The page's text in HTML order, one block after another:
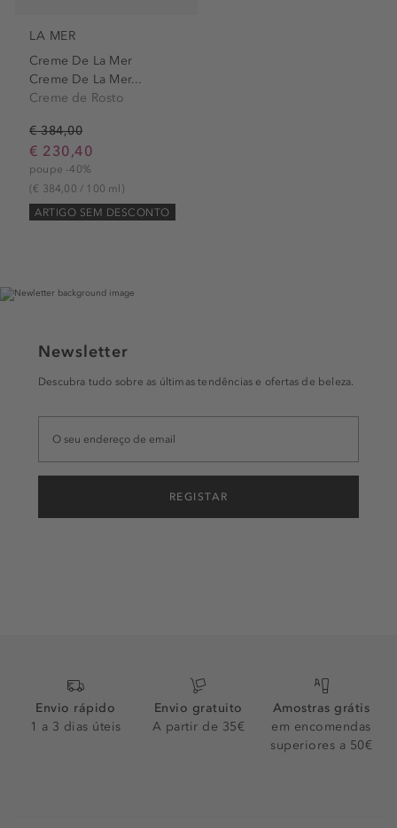
LA MER
Creme De La Mer
Creme De La Mer...
Creme de Rosto
€ 384,00
€ 230,40
poupe -40%
(€ 384,00 / 100 ml)
ARTIGO SEM DESCONTO
Newsletter
Descubra tudo sobre as últimas tendências e ofertas de beleza.
REGISTAR
Envio rápido
1 a 3 dias úteis
Envio gratuito
A partir de 35€
Amostras grátis
em encomendas
superiores a 50€